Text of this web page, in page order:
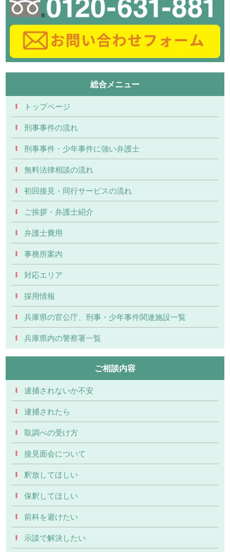
総合メニュー
トップページ
刑事事件の流れ
刑事事件・少年事件に強い弁護士
無料法律相談の流れ
初回接見・同行サービスの流れ
ご挨拶・弁護士紹介
弁護士費用
事務所案内
対応エリア
採用情報
兵庫県の官公庁、刑事・少年事件関連施設一覧
兵庫県内の警察署一覧
ご相談内容
逮捕されないか不安
逮捕されたら
取調べの受け方
接見面会について
釈放してほしい
保釈してほしい
前科を避けたい
示談で解決したい